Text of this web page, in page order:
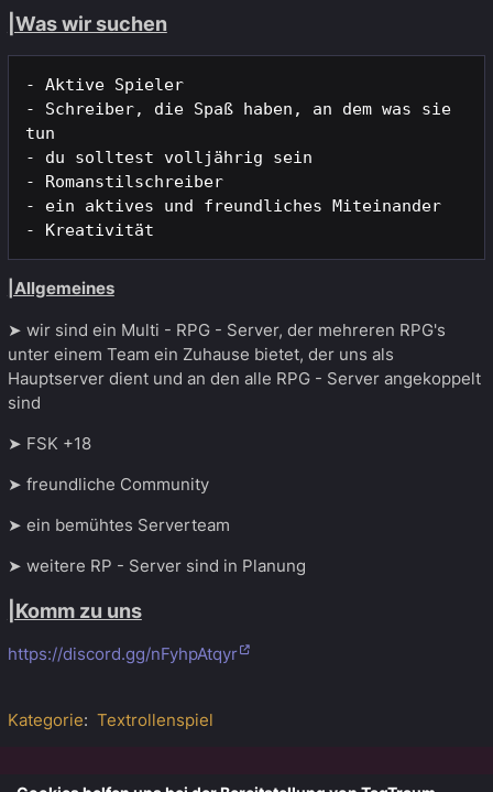
|Was wir suchen
- Aktive Spieler
- Schreiber, die Spaß haben, an dem was sie
tun
- du solltest volljährig sein
- Romanstilschreiber
- ein aktives und freundliches Miteinander
|Allgemeines
➤ wir sind ein Multi - RPG - Server, der mehreren RPG's
unter einem Team ein Zuhause bietet, der uns als
Hauptserver dient und an den alle RPG - Server angekoppelt
sind
➤ FSK +18
➤ freundliche Community
➤ ein bemühtes Serverteam
➤ weitere RP - Server sind in Planung
|Komm zu uns
https://discord.gg/nFyhpAtqyr
Kategorie: Textrollenspiel